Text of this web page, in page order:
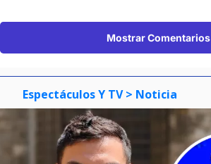
Mostrar Comentarios
Espectáculos Y TV > Noticia